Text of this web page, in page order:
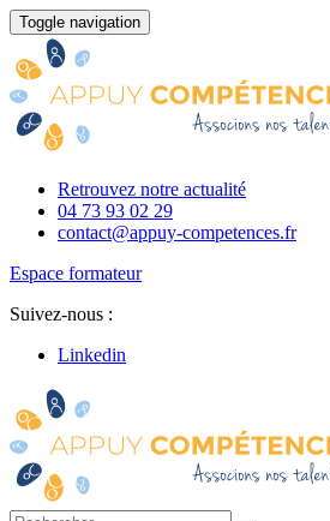
Toggle navigation
Retrouvez notre actualité
04 73 93 02 29
contact@appuy-competences.fr
Espace formateur
Suivez-nous :
Linkedin